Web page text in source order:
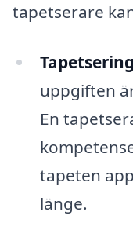
tapetserare
uppgiften
En
tapeten
länge.